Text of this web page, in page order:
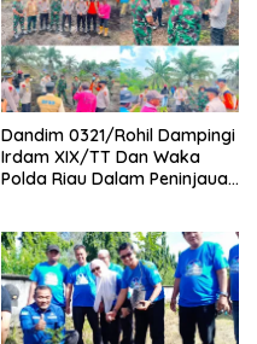
Dandim 0321/Rohil Dampingi
Irdam XIX/TT Dan Waka
Polda Riau Dalam Peninjauan